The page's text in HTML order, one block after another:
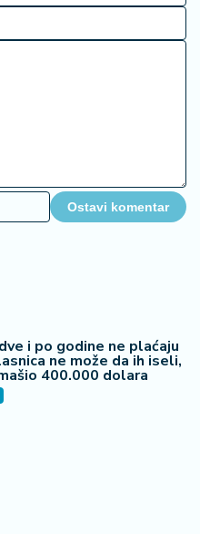
Ostavi komentar
i po godine ne plaćaju
ne može da ih iseli,
400.000 dolara